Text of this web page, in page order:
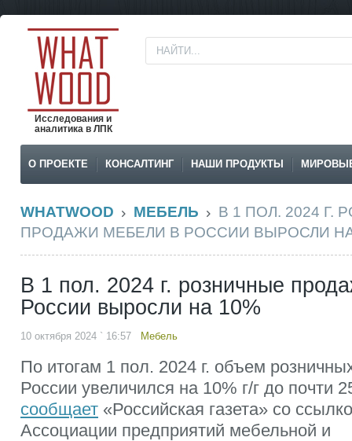
Исследования и
аналитика в ЛПК
О ПРОЕКТЕ КОНСАЛТИНГ НАШИ ПРОДУКТЫ
WHATWOOD МЕБЕЛЬ
В 1 ПОЛ. 2024 Г.
ПРОДАЖИ МЕБЕЛИ В РОССИИ ВЫРОСЛИ НА
В 1 пол. 2024 г. розничные
России выросли на 10%
10 октября 2024 ` 16:57 Мебель
По итогам 1 пол. 2024 г. объем
России увеличился на 10% г/г до почти
сообщает «Российская газета» со
Ассоциации предприятий мебельной и